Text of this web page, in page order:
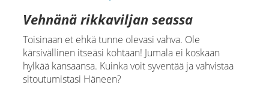
Vehnänä rikkaviljan seassa
Toisinaan et ehkä tunne olevasi vahva. Ole
kärsivällinen itseäsi kohtaan! Jumala ei koskaan
hylkää kansaansa. Kuinka voit syventää ja vahvistaa
sitoutumistasi Häneen?